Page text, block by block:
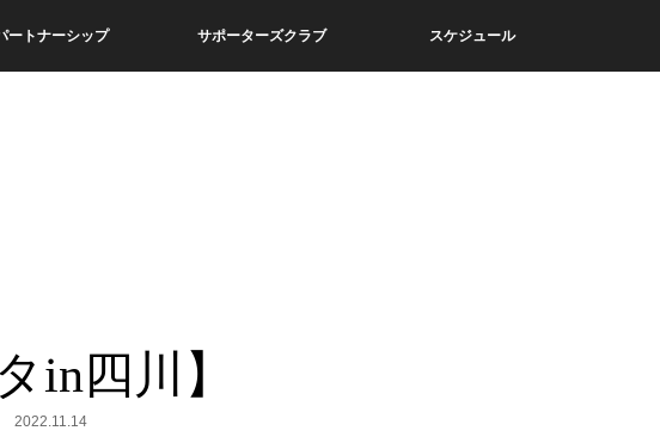
ートナーシップ サポーターズクラブ スケジュール
in四川】
2022.11.14